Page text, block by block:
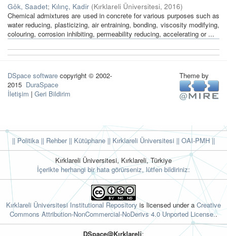
Gök, Saadet; Kılınç, Kadir (Kırklareli Üniversitesi, 2016)
Chemical admixtures are used in concrete for various purposes such as
water reducing, plasticizing, air entraining, bonding, viscosity modifying,
colouring, corrosion inhibiting, permeability reducing, accelerating or ...
DSpace software copyright © 2002-
2015 DuraSpace
İletişim | Geri Bildirim
Theme by
|| Politika || Rehber|| Kütüphane || Kırklareli Üniversitesi || OAI-PMH ||
Kırklareli Üniversitesi, Kırklareli, Türkiye
İçerikte herhangi bir hata görürseniz, lütfen bildiriniz:
Kırklareli Üniversitesi Institutional Repository is licensed under a Creative
Commons Attribution-NonCommercial-NoDerivs 4.0 Unported License..
DSpace@Kırklareli: